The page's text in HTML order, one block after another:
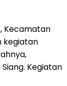
Kecamatan
kegiatan
Kegiatan